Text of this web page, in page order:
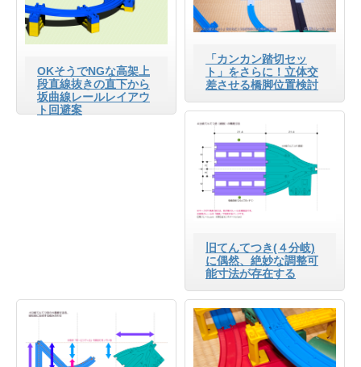
OKそうでNGな高架上
段直線抜きの直下から
坂曲線レールレイアウ
ト回避案
「カンカン踏切セッ
ト」をさらに！立体交
差させる橋脚位置検討
旧てんてつき(４分岐)
に偶然、絶妙な調整可
能寸法が存在する